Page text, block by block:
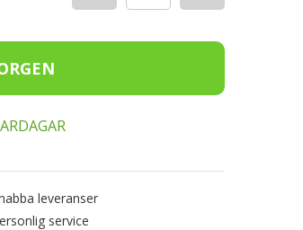
leveranser
service